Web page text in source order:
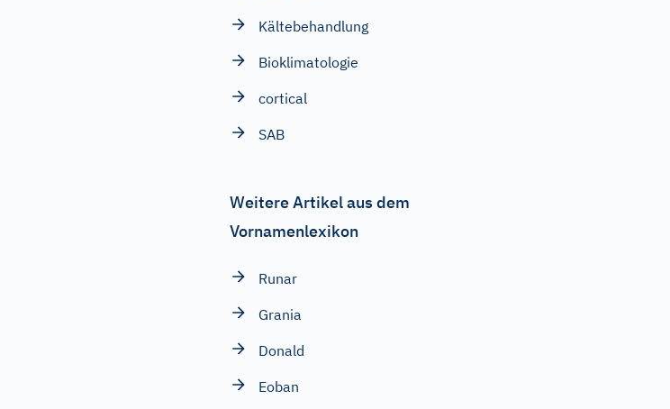
Kältebehandlung
Bioklimatologie
cortical
SAB
Weitere Artikel aus dem
Vornamenlexikon
Runar
Grania
Donald
Eoban